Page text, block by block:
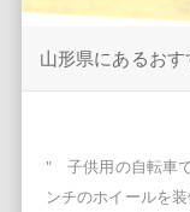
山形県にあるお
" 子供用の自転車
ンチのホイールを